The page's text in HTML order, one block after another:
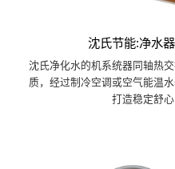
沈氏节能:净水
沈氏净化水的机系统器同轴热
质，经过制冷空调或空气能温
打造稳定舒心